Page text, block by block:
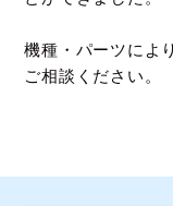
機種・パーツによ
ご相談ください。